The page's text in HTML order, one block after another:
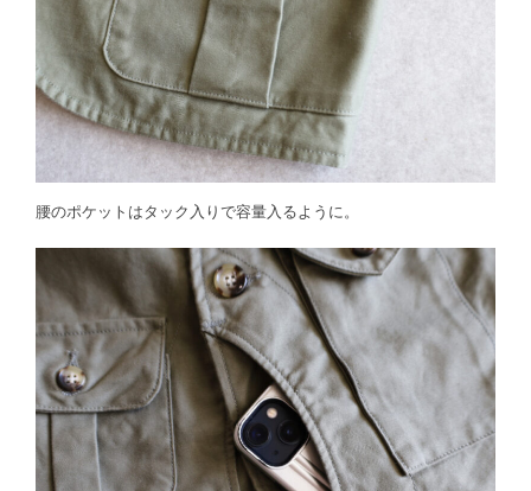
腰のポケットはタック入りで容量入るように。